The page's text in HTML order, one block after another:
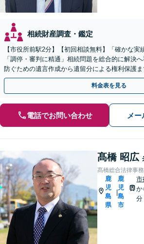
相続財産調査・鑑定
【市役所前駅2分】【初回相談無料】「確かな実
「調停・審判に精通」相続問題を総合的に解決
防ぐための遺言作成から遺留分による権利保護
らゆる場面でサポート「安心の料金体系と丁寧
料金表を見る
電話でお問い合わせ メ
髙橋 昭広
髙橋総合法律事
鹿
児
島
県
|
鹿
児
島
市
市
か
分